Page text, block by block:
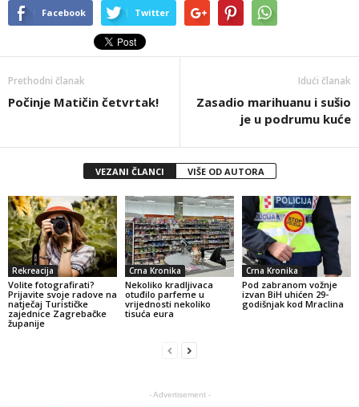
Facebook Twitter
Prethodni članak
Počinje Matičin četvrtak!
Idući članak
Zasadio marihuanu i sušio
je u podrumu kuće
VEZANI ČLANCI VIŠE OD AUTORA
Rekreacija
Volite fotografirati?
Prijavite svoje radove na
natječaj Turističke
zajednice Zagrebačke
županije
Crna Kronika
Nekoliko kradljivaca
otuđilo parfeme u
vrijednosti nekoliko
tisuća eura
Crna Kronika
Pod zabranom vožnje
izvan BiH uhićen 29-
godišnjak kod Mraclina
- Advertisement -